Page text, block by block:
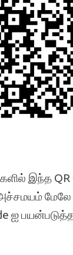
இந்த
மேலே
ஐ